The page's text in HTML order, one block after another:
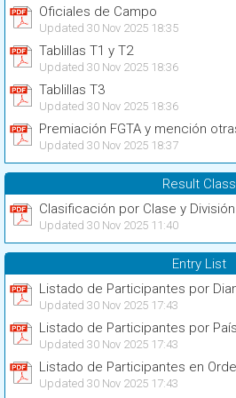
Oficiales de Campo
Updated 30 Nov 2025 18:35
Tablillas T1 y T2
Updated 30 Nov 2025 18:36
Tablillas T3
Updated 30 Nov 2025 18:36
Premiación FGTA y mención
Updated 30 Nov 2025 18:37
Result Class
Clasificación por Clase y
Updated 30 Nov 2025 11:40
Entry List
Listado de Participantes por
Updated 30 Nov 2025 17:43
Listado de Participantes por
Updated 30 Nov 2025 17:43
Listado de Participantes en
Updated 30 Nov 2025 17:43